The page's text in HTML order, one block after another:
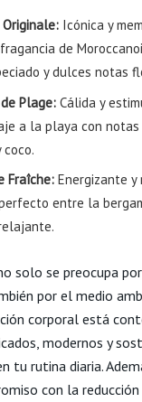
Icónica y
de
y dulces notas
Plage: Cálida y
a la playa con
coco.
Fraîche:Energizante
entre la
solo se preocupa
por el medio
corporal está
modernos y
tu rutina diaria.
con la reducción